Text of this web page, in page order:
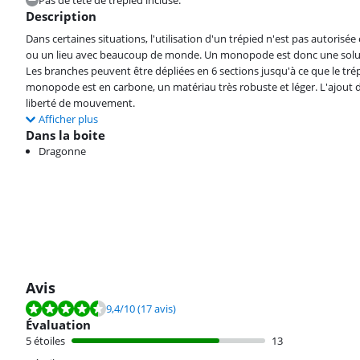
Description
Dans certaines situations, l'utilisation d'un trépied n'est pas
ou un lieu avec beaucoup de monde. Un monopode est donc une
Les branches peuvent être dépliées en 6 sections jusqu'à ce que le
monopode est en carbone, un matériau très robuste et léger.
liberté de mouvement.
Afficher plus
Dans la boite
Dragonne
Avis
La note est de 9,4 sur 10, basée sur 17 avis.
9,4/10(17 avis)
Évaluation
5 étoiles
13